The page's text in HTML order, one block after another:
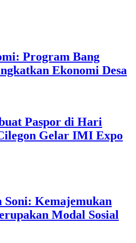
Program Bang
Ekonomi Desa
Paspor di Hari
Gelar IMI Expo
Kemajemukan
Modal Sosial